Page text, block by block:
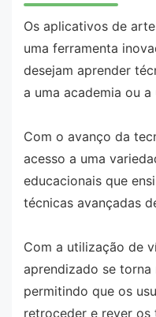
Os aplicativos de
uma ferramenta
desejam aprender
a uma academia ou a
Com o avanço da
acesso a uma
educacionais que
técnicas avançadas
Com a utilização de
aprendizado se
permitindo que os
retroceder e rever os